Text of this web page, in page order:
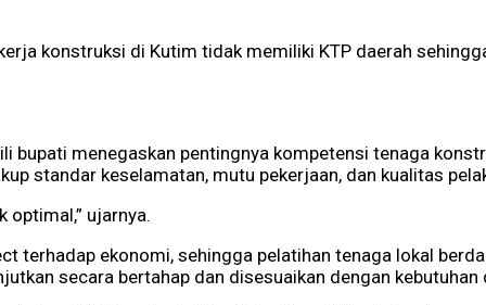
konstruksi di Kutim tidak memiliki KTP daerah
bupati menegaskan pentingnya kompetensi tenaga
standar keselamatan, mutu pekerjaan, dan kualitas
optimal,” ujarnya.
ekonomi, sehingga pelatihan tenaga lokal
secara bertahap dan disesuaikan dengan kebutuhan